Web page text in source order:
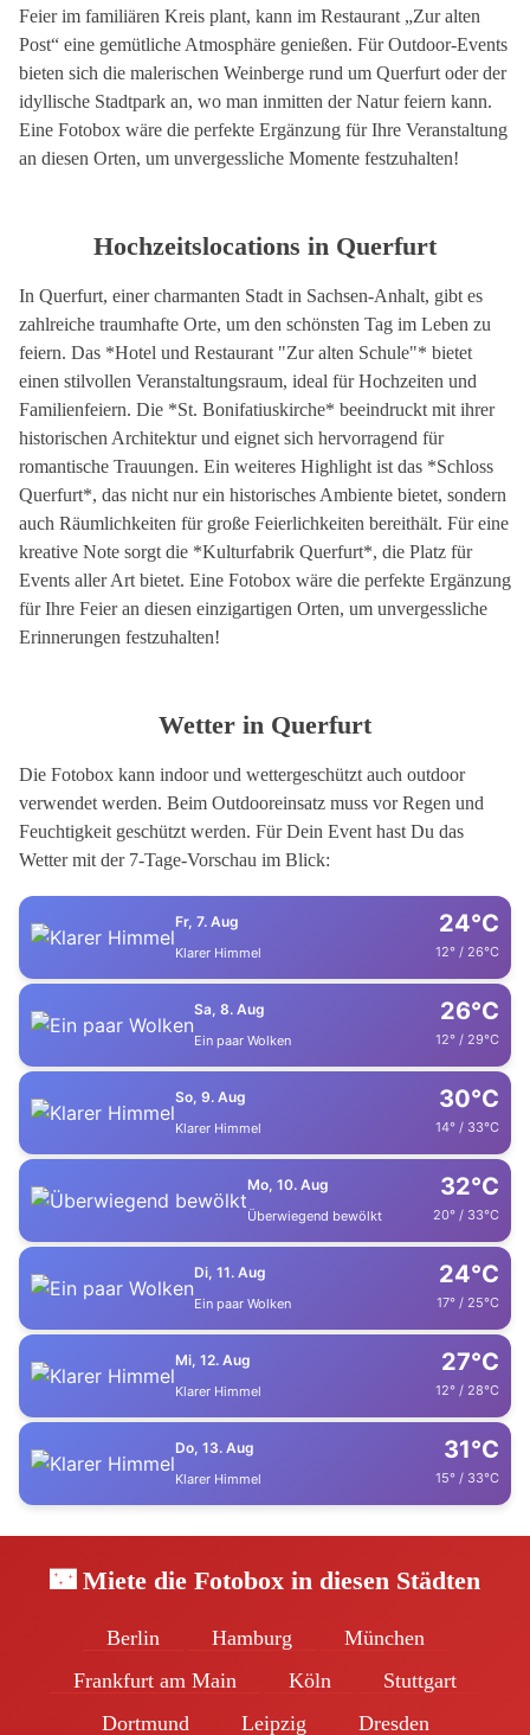
Feier im familiären Kreis plant, kann im Restaurant „Zur alten
Post“ eine gemütliche Atmosphäre genießen. Für Outdoor-Events
bieten sich die malerischen Weinberge rund um Querfurt oder der
idyllische Stadtpark an, wo man inmitten der Natur feiern kann.
Eine Fotobox wäre die perfekte Ergänzung für Ihre Veranstaltung
an diesen Orten, um unvergessliche Momente festzuhalten!
Hochzeitslocations in Querfurt
In Querfurt, einer charmanten Stadt in Sachsen-Anhalt, gibt es
zahlreiche traumhafte Orte, um den schönsten Tag im Leben zu
feiern. Das *Hotel und Restaurant "Zur alten Schule"* bietet
einen stilvollen Veranstaltungsraum, ideal für Hochzeiten und
Familienfeiern. Die *St. Bonifatiuskirche* beeindruckt mit ihrer
historischen Architektur und eignet sich hervorragend für
romantische Trauungen. Ein weiteres Highlight ist das *Schloss
Querfurt*, das nicht nur ein historisches Ambiente bietet, sondern
auch Räumlichkeiten für große Feierlichkeiten bereithält. Für eine
kreative Note sorgt die *Kulturfabrik Querfurt*, die Platz für
Events aller Art bietet. Eine Fotobox wäre die perfekte Ergänzung
für Ihre Feier an diesen einzigartigen Orten, um unvergessliche
Erinnerungen festzuhalten!
Wetter in Querfurt
Die Fotobox kann indoor und wettergeschützt auch outdoor
verwendet werden. Beim Outdooreinsatz muss vor Regen und
Feuchtigkeit geschützt werden. Für Dein Event hast Du das
Wetter mit der 7-Tage-Vorschau im Blick:
Fr, 7. Aug
Klarer Himmel
24°C
12° / 26°C
Sa, 8. Aug
Ein paar Wolken
26°C
12° / 29°C
So, 9. Aug
Klarer Himmel
30°C
14° / 33°C
Mo, 10. Aug
Überwiegend bewölkt
32°C
20° / 33°C
Di, 11. Aug
Ein paar Wolken
24°C
17° / 25°C
Mi, 12. Aug
Klarer Himmel
27°C
12° / 28°C
Do, 13. Aug
Klarer Himmel
31°C
15° / 33°C
🌃 Miete die Fotobox in diesen Städten
Berlin Hamburg
München
Frankfurt am Main
Köln
Stuttgart
Dortmund
Leipzig Dresden